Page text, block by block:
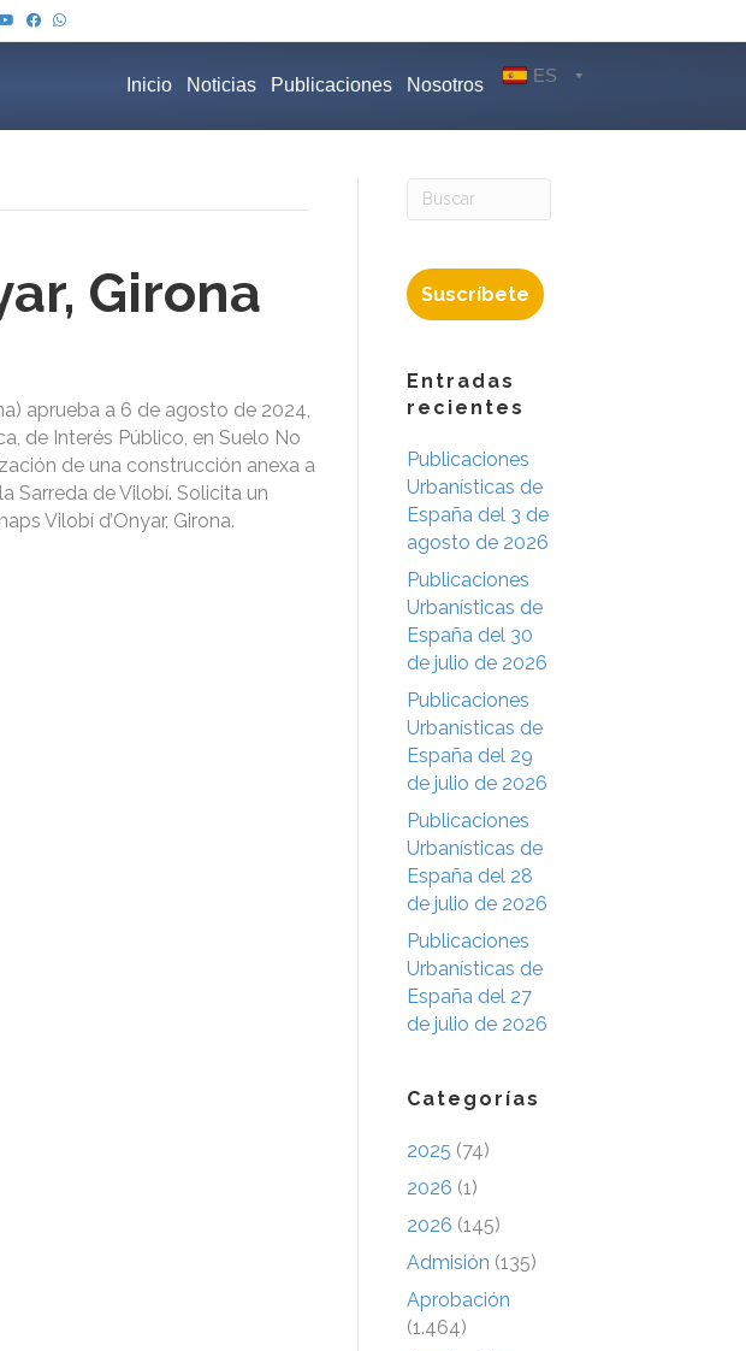
Inicio Noticias Publicaciones Nosotros ES
Girona
aprueba a 6 de agosto de 2024,
de Interés Público, en Suelo No
de una construcción anexa a
Sarreda de Vilobí. Solicita un
Vilobí d’Onyar, Girona.
Suscríbete
Entradas
recientes
Publicaciones
Urbanísticas de
España del 3 de
agosto de 2026
Publicaciones
Urbanísticas de
España del 30
de julio de 2026
Publicaciones
Urbanísticas de
España del 29
de julio de 2026
Publicaciones
Urbanísticas de
España del 28
de julio de 2026
Publicaciones
Urbanísticas de
España del 27
de julio de 2026
Categorías
2025 (74)
2026 (1)
2026 (145)
Admisión (135)
Aprobación
(1.464)